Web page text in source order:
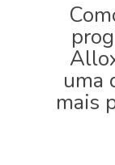
uma
mais